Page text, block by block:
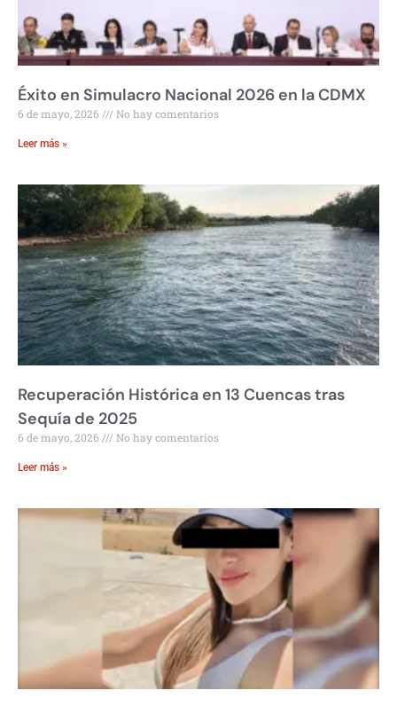
Éxito en Simulacro Nacional 2026 en la CDMX
6 de mayo, 2026 No hay comentarios
Leer más »
Recuperación Histórica en 13 Cuencas tras
Sequía de 2025
6 de mayo, 2026 No hay comentarios
Leer más »